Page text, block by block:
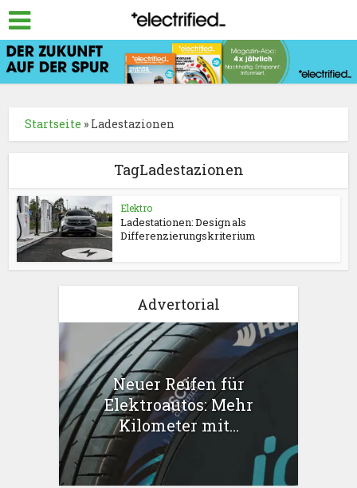
Startseite » Ladestazionen
TagLadestazionen
Elektro
Ladestationen: Design als
Differenzierungskriterium
Advertorial
Neuer Reifen für
Elektroautos: Mehr
Kilometer mit...